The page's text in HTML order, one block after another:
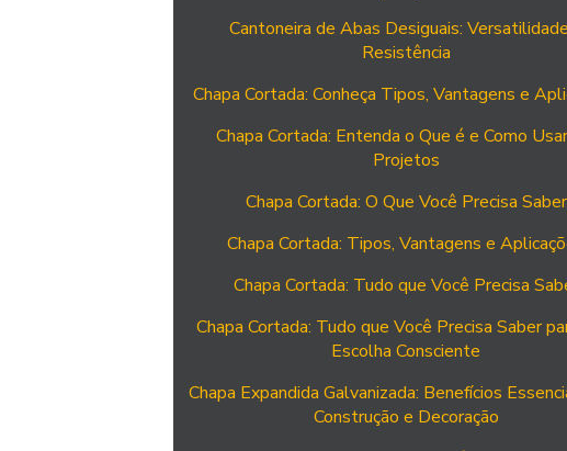
Cantoneira de Abas Desiguais:
Resistência
Chapa Cortada: Conheça Tipos, Vantagens e
Chapa Cortada: Entenda o Que é e Como
Projetos
Chapa Cortada: O Que Você Precisa Saber
Chapa Cortada: Tipos, Vantagens e
Chapa Cortada: Tudo que Você Precisa
Chapa Cortada: Tudo que Você Precisa Saber
Escolha Consciente
Chapa Expandida Galvanizada: Benefícios
Construção e Decoração